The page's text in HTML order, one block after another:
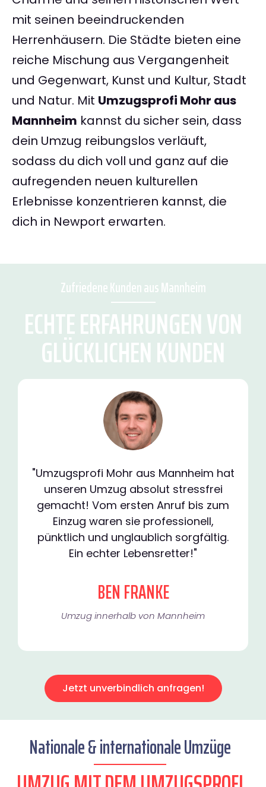
mit seinen beeindruckenden
Herrenhäusern. Die Städte bieten eine
reiche Mischung aus Vergangenheit
und Gegenwart, Kunst und Kultur, Stadt
und Natur. Mit Umzugsprofi Mohr aus
Mannheim kannst du sicher sein, dass
dein Umzug reibungslos verläuft,
sodass du dich voll und ganz auf die
aufregenden neuen kulturellen
Erlebnisse konzentrieren kannst, die
dich in Newport erwarten.
Zufriedene Kunden aus Mannheim
ECHTE ERFAHRUNGEN VON
GLÜCKLICHEN KUNDEN
"Umzugsprofi Mohr aus Mannheim hat
unseren Umzug absolut stressfrei
gemacht! Vom ersten Anruf bis zum
Einzug waren sie professionell,
pünktlich und unglaublich sorgfältig.
Ein echter Lebensretter!"
BEN FRANKE
Umzug innerhalb von Mannheim​
Jetzt unverbindlich anfragen!
Nationale & internationale Umzüge